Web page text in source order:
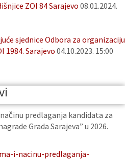
ZOI 84 Sarajevo 08.01.2024.
sjednice Odbora za organizaciju
1984. Sarajevo 04.10.2023. 15:00
predlaganja kandidata za
Grada Sarajeva” u 2026.
i-nacinu-predlaganja-